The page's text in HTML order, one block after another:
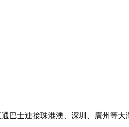
士連接珠港澳、深圳、廣州等大